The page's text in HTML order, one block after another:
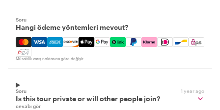
Soru
Hangi ödeme yöntemleri mevcut?
Mastercard, Visa, Amex, Discover, Apple Pay, Google
Müsaitlik varış noktasına göre değişir
Soru 1 year ago
Is this tour private or will other people join?
cevabı gör